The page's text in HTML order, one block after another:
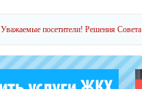
Уважаемые посетители! Решения